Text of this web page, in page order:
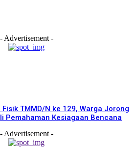
- Advertisement -
TMMD/N ke 129, Warga Jorong
Pemahaman Kesiagaan Bencana
- Advertisement -